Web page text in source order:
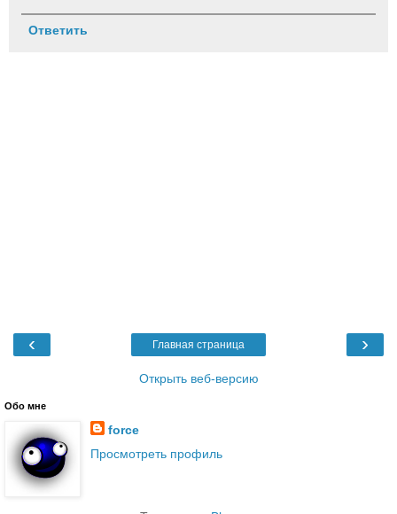
Ответить
‹ ›
Главная страница
Открыть веб-версию
Обо мне
force
Просмотреть профиль